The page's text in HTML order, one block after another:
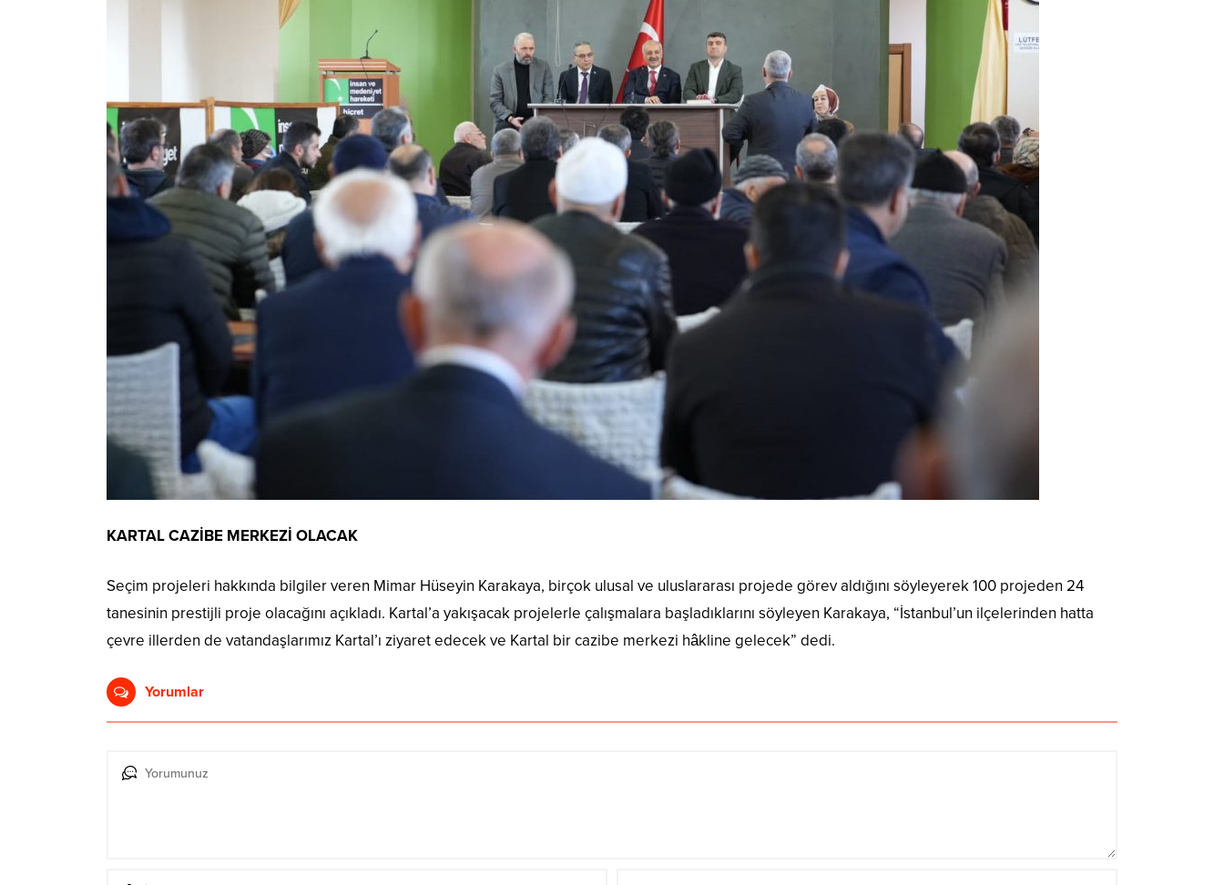
KARTAL CAZİBE MERKEZİ OLACAK
Seçim projeleri hakkında bilgiler veren Mimar Hüseyin Karakaya, birçok ulusal ve uluslararası projede görev aldığını söyleyerek 100 projeden 24
tanesinin prestijli proje olacağını açıkladı. Kartal’a yakışacak projelerle çalışmalara başladıklarını söyleyen Karakaya, “İstanbul’un ilçelerinden hatta
çevre illerden de vatandaşlarımız Kartal’ı ziyaret edecek ve Kartal bir cazibe merkezi hâkline gelecek” dedi.
Yorumlar